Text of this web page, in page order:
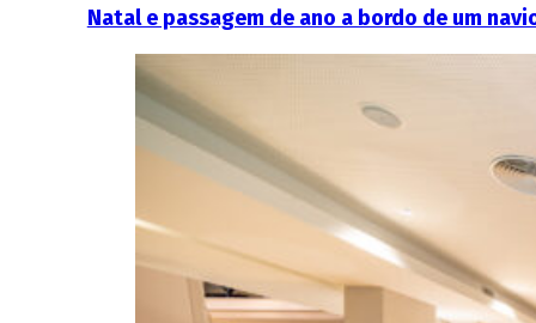
Natal e passagem de ano a bordo de um